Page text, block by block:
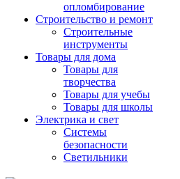
опломбирование
Строительство и ремонт
Строительные
инструменты
Товары для дома
Товары для
творчества
Товары для учебы
Товары для школы
Электрика и свет
Системы
безопасности
Светильники